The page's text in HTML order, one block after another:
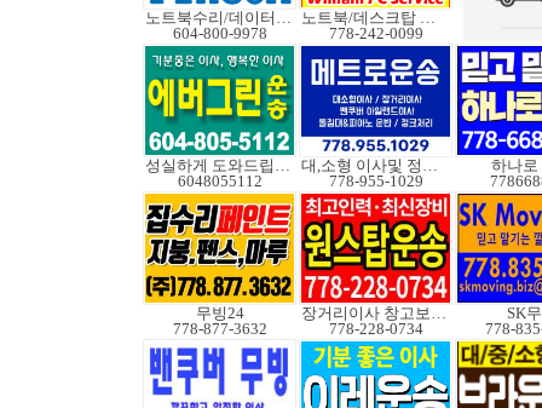
노트북수리/데이터복구
604-800-9978
노트북/데스크탑 수리
778-242-0099
성실하게 도와드립니다
6048055112
대,소형 이사및 정크처
778-955-1029
하나로
무빙24
778-877-3632
장거리이사 창고보관정크
778-228-0734
SK
778-